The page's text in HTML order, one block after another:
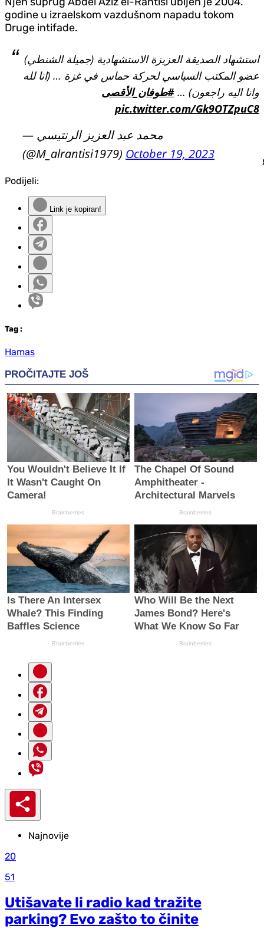
godine u izraelskom vazdušnom napadu tokom
Druge intifade.
استشهاد الصديقة العزيزة الاستشهادية (جميلة الشنطي)
عضو المكتب السياسي لحركة حماس في غزة … (انا لله
وانا اليه راجعون) … #طوفان_الأقصى
pic.twitter.com/Gk9OTZpuC8
— محمد عبد العزيز الرنتيسي
(@M_alrantisi1979) October 19, 2023
Podijeli:
Link je kopiran!
Tag :
Hamas
Najnovije
20
51
Utišavate li radio kad tražite
parking? Evo zašto to činite